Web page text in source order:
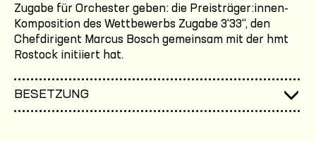
Zugabe für Orchester geben: die Preisträger:innen-
Komposition des Wettbewerbs Zugabe 3‘33‘‘, den
Chefdirigent Marcus Bosch gemeinsam mit der hmt
Rostock initiiert hat.
BESETZUNG